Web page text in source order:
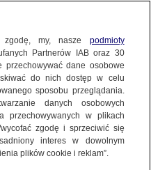
my, nasze podmioty
Partnerów IAB oraz 30
przechowywać dane osobowe
do nich dostęp w celu
sposobu przeglądania.
danych osobowych
przechowywanych w plikach
zgodę i sprzeciwić się
interes w dowolnym
plików cookie i reklam”.